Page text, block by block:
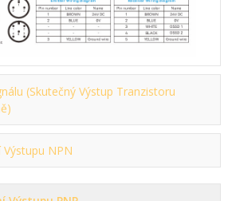
(skutečný Výstup Tranzistoru
NPN